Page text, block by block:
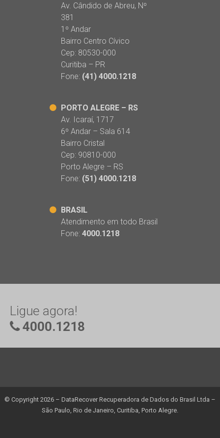
Av. Cândido de Abreu, Nº
381
1º Andar
Bairro Centro Cívico
Cep: 80530-000
Curitiba – PR
Fone: (41) 4000.1218
PORTO ALEGRE – RS
Av. Icaraí, 1717
6º Andar – Sala 614
Bairro Cristal
Cep: 90810-000
Porto Alegre – RS
Fone: (51) 4000.1218
BRASIL
Atendimento em todo Brasil
Fone: 4000.1218
Ligue agora!
4000.1218
© Copyright 2026 – DataRecover Recuperadora de Dados do Brasil Ltda –
São Paulo, Rio de Janeiro, Curitiba, Porto Alegre.